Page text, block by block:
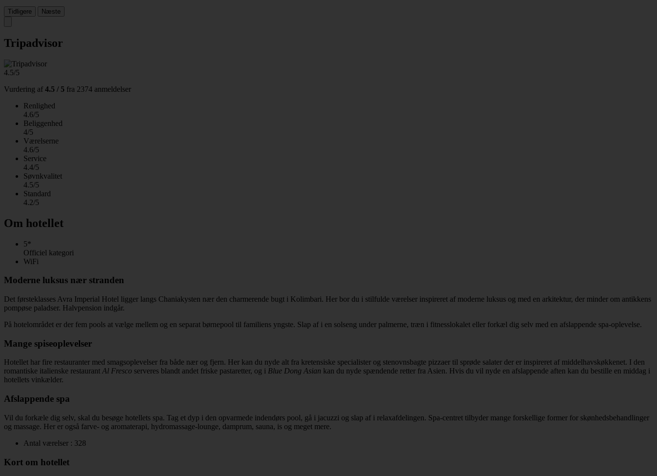
Tidligere Næste
Tripadvisor
4.5/5
Vurdering af 4.5 / 5 fra 2374 anmeldelser
Renlighed
4.6/5
Beliggenhed
4/5
Værelserne
4.6/5
Service
4.4/5
Søvnkvalitet
4.5/5
Standard
4.2/5
Om hotellet
5*
Officiel kategori
WiFi
Moderne luksus nær stranden
Det førsteklasses Avra Imperial Hotel ligger langs Chaniakysten nær den charmerende bugt i Kolimbari. Her bor du i stilfulde værelser inspireret af moderne luksus og med en arkitektur, der minder om antikkens
pompøse paladser. Halvpension indgår.
På hotelområdet er der fem pools at vælge mellem og en separat børnepool til familiens yngste. Slap af i en solseng under palmerne, træn i fitnesslokalet eller forkæl dig selv med en afslappende spa-oplevelse.
Mange spiseoplevelser
Hotellet har fire restauranter med smagsoplevelser fra både nær og fjern. Her kan du nyde alt fra kretensiske specialister og stenovnsbagte pizzaer til sprøde salater der er inspireret af middelhavskøkkenet. I den
romantiske italienske restaurant Al Fresco serveres blandt andet friske pastaretter, og i Blue Dong Asian kan du nyde spændende retter fra Asien. Hvis du vil nyde en afslappende aften kan du bestille en middag i
hotellets vinkælder.
Afslappende spa
Vil du forkæle dig selv, skal du besøge hotellets spa. Tag et dyp i den opvarmede indendørs pool, gå i jacuzzi og slap af i relaxafdelingen. Spa-centret tilbyder mange forskellige former for skønhedsbehandlinger
og massage. Her er også farve- og aromaterapi, hydromassage-lounge, damprum, sauna, is og meget mere.
Antal værelser : 328
Kort om hotellet